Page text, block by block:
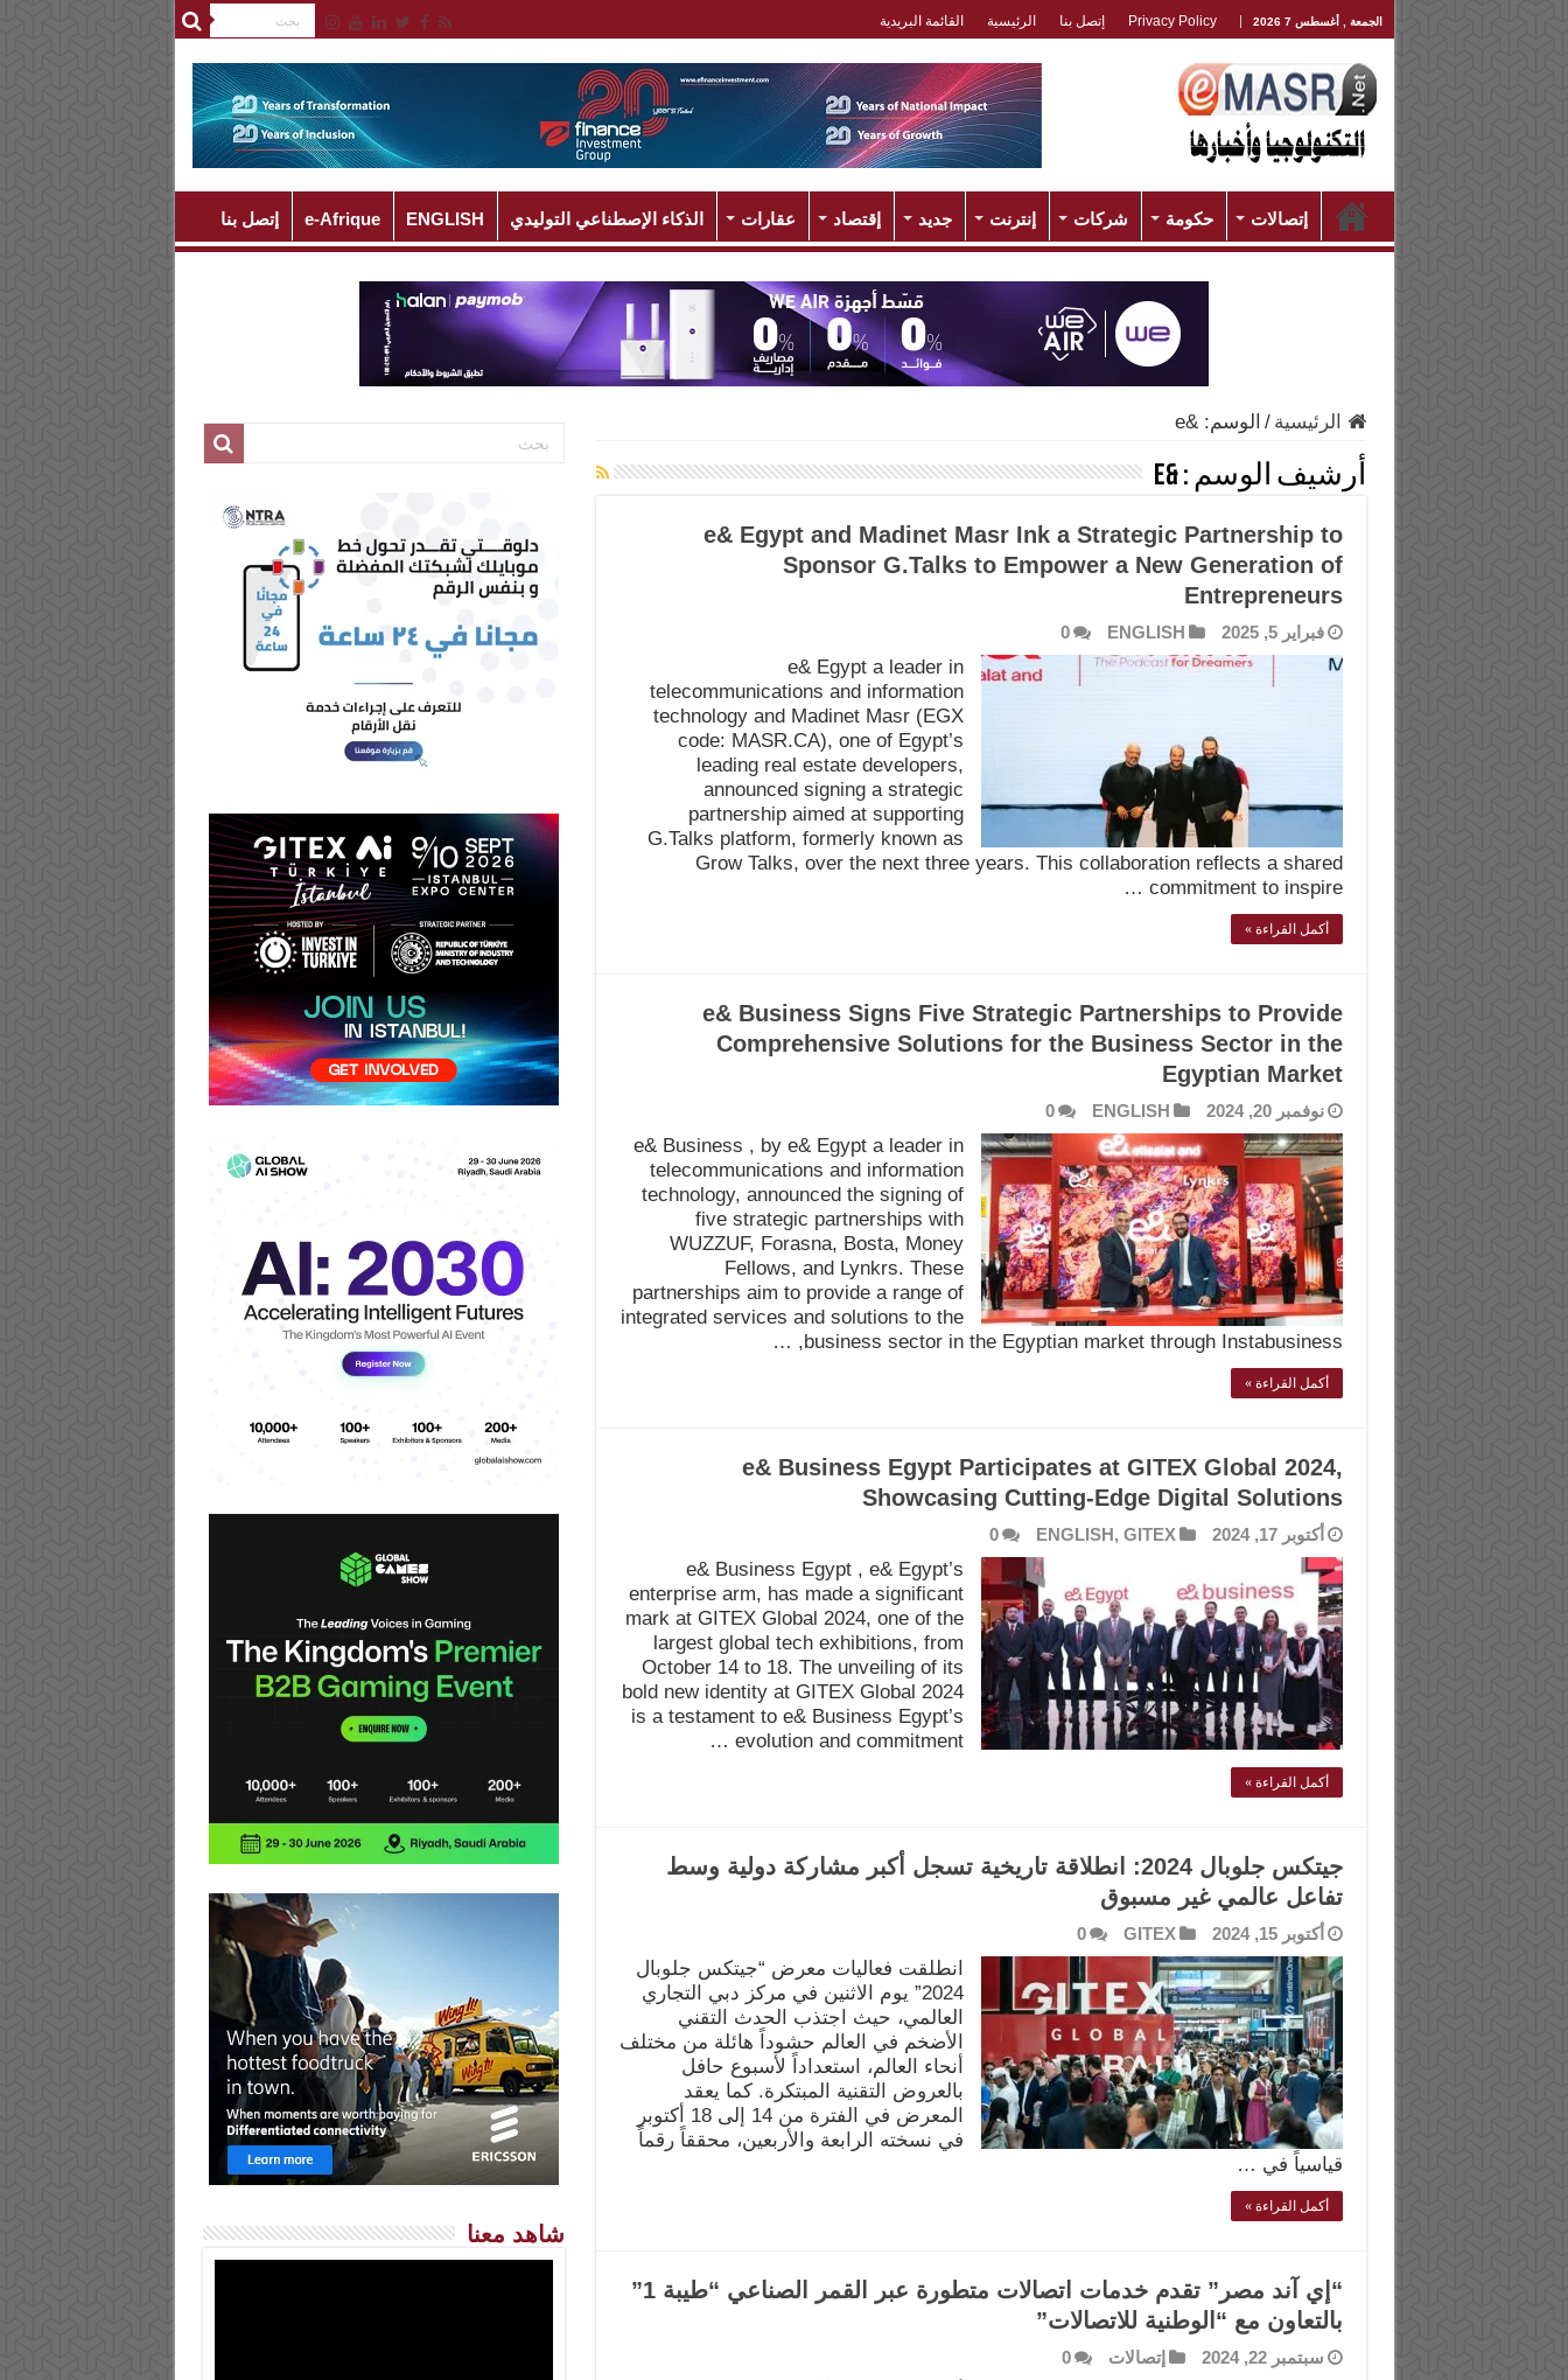
الجمعة , أغسطس 7 2026 Privacy Policy إتصل بنا الرئيسية القائمة البريدية
إتصالات حكومة شركات إنترنت جديد إقتصاد عقارات الذكاء الإصطناعي التوليدي ENGLISH
e-Afrique إتصل بنا
الرئيسية / الوسم:&e
أرشيف الوسم :&e
e& Egypt and Madinet Masr Ink a Strategic Partnership to
Sponsor G.Talks to Empower a New Generation of
Entrepreneurs
فبراير 5, 2025 ENGLISH
0
e& Egypt a leader in
telecommunications and information
technology and Madinet Masr (EGX
code: MASR.CA), one of Egypt’s
leading real estate developers,
announced signing a strategic
partnership aimed at supporting
G.Talks platform, formerly known as
Grow Talks, over the next three years. This collaboration reflects a shared
commitment to inspire …
أكمل القراءة »
e& Business Signs Five Strategic Partnerships to Provide
Comprehensive Solutions for the Business Sector in the
Egyptian Market
نوفمبر 20, 2024 ENGLISH
0
e& Business , by e& Egypt a leader in
telecommunications and information
technology, announced the signing of
five strategic partnerships with
WUZZUF, Forasna, Bosta, Money
Fellows, and Lynkrs. These
partnerships aim to provide a range of
integrated services and solutions to the
business sector in the Egyptian market through Instabusiness, …
أكمل القراءة »
e& Business Egypt Participates at GITEX Global 2024,
Showcasing Cutting-Edge Digital Solutions
أكتوبر 17, 2024 ENGLISH, GITEX
0
e& Business Egypt , e& Egypt’s
enterprise arm, has made a significant
mark at GITEX Global 2024, one of the
largest global tech exhibitions, from
October 14 to 18. The unveiling of its
bold new identity at GITEX Global 2024
is a testament to e& Business Egypt’s
evolution and commitment …
أكمل القراءة »
جيتكس جلوبال 2024: انطلاقة تاريخية تسجل أكبر مشاركة دولية وسط
تفاعل عالمي غير مسبوق
أكتوبر 15, 2024 GITEX
0
انطلقت فعاليات معرض “جيتكس جلوبال
2024” يوم الاثنين في مركز دبي التجاري
العالمي، حيث اجتذب الحدث التقني
الأضخم في العالم حشوداً هائلة من مختلف
أنحاء العالم، استعداداً لأسبوع حافل
بالعروض التقنية المبتكرة. كما يعقد
المعرض في الفترة من 14 إلى 18 أكتوبر
في نسخته الرابعة والأربعين، محققاً رقماً
قياسياً في …
أكمل القراءة »
“إي آند مصر” تقدم خدمات اتصالات متطورة عبر القمر الصناعي “طيبة 1”
بالتعاون مع “الوطنية للاتصالات”
سبتمبر 22, 2024 إتصالات 0
شاهد معنا